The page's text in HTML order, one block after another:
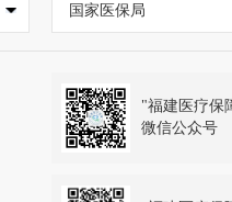
国家医保局
"福建医疗保
微信公众号